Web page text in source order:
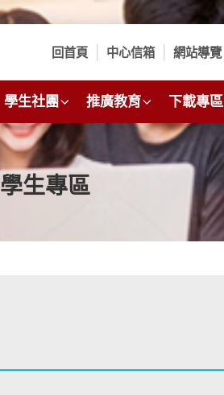
回首頁
中心信箱 網站導覽
學生社團 推廣教育 下載專區
學生專區